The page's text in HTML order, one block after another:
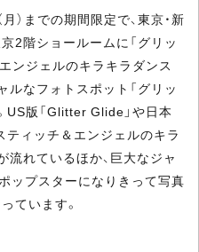
）までの期間限定で、東京・新
2階ショールームに「グリッ
ンジェルのキラキラダンス
ルなフォトスポット「グリッ
US版「Glitter Glide」や日本
ティッチ＆エンジェルのキラ
流れているほか、巨大なジャ
ップスターになりきって写真
ています。